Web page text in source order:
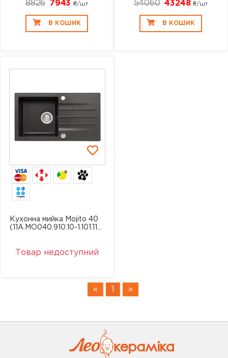
8826 7943 ₴/шт
В КОШИК
54060 43248₴/шт
В КОШИК
6
Кухонна мийка Mojito 40
(11A.MO040.910.10-1.101.11...
Товар недоступний
« »